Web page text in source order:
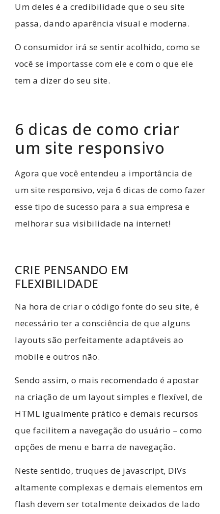
Um deles é a credibilidade que o seu site
passa, dando aparência visual e moderna.
O consumidor irá se sentir acolhido, como se
você se importasse com ele e com o que ele
tem a dizer do seu site.
6 dicas de como criar
um site responsivo
Agora que você entendeu a importância de
um site responsivo, veja 6 dicas de como fazer
esse tipo de sucesso para a sua empresa e
melhorar sua visibilidade na internet!
CRIE PENSANDO EM
FLEXIBILIDADE
Na hora de criar o código fonte do seu site, é
necessário ter a consciência de que alguns
layouts são perfeitamente adaptáveis ao
mobile e outros não.
Sendo assim, o mais recomendado é apostar
na criação de um layout simples e flexível, de
HTML igualmente prático e demais recursos
que facilitem a navegação do usuário – como
opções de menu e barra de navegação.
Neste sentido, truques de javascript, DIVs
altamente complexas e demais elementos em
flash devem ser totalmente deixados de lado